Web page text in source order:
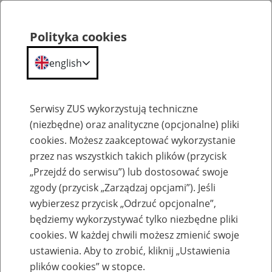
Biogramy
Biogram B. Kaczmarek Kraków
2019
Polityka cookies
english
Serwisy ZUS wykorzystują techniczne
(niezbędne) oraz analityczne (opcjonalne) pliki
cookies. Możesz zaakceptować wykorzystanie
przez nas wszystkich takich plików (przycisk
„Przejdź do serwisu”) lub dostosować swoje
zgody (przycisk „Zarządzaj opcjami”). Jeśli
wybierzesz przycisk „Odrzuć opcjonalne”,
będziemy wykorzystywać tylko niezbędne pliki
cookies. W każdej chwili możesz zmienić swoje
ustawienia. Aby to zrobić, kliknij „Ustawienia
plików cookies” w stopce.